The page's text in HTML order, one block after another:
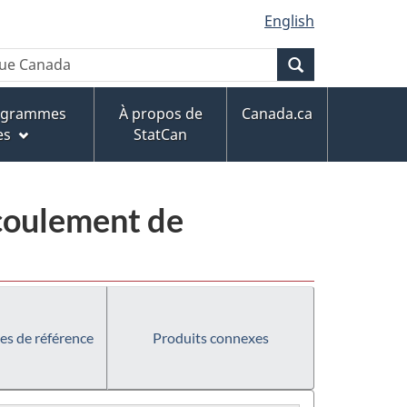
English
À propos de
StatCan
Canada.ca
de
de référence Produits connexes